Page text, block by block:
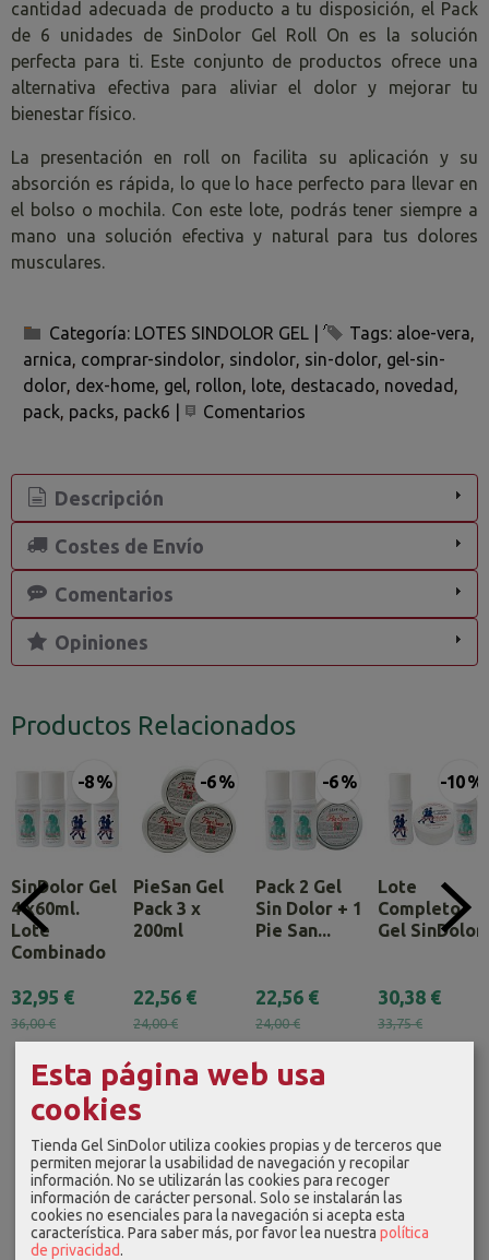
cantidad adecuada de producto a tu disposición, el Pack
de 6 unidades de SinDolor Gel Roll On es la solución
perfecta para ti. Este conjunto de productos ofrece una
alternativa efectiva para aliviar el dolor y mejorar tu
bienestar físico.
La presentación en roll on facilita su aplicación y su
absorción es rápida, lo que lo hace perfecto para llevar en
el bolso o mochila. Con este lote, podrás tener siempre a
mano una solución efectiva y natural para tus dolores
musculares.
Categoría: LOTES SINDOLOR GEL Tags: aloe-vera
arnica comprar-sindolor sindolor sin-dolor gel-sin-
dolor dex-home gel rollon lote destacado novedad
pack packs pack6 Comentarios
Descripción
Costes de Envío
Comentarios
Opiniones
Productos Relacionados
-8 %
SinDolor Gel
4 x60ml.
Lote
Combinado
32,95 €
36,00 €
-6 %
PieSan Gel
Pack 3 x
200ml
22,56 €
24,00 €
-6 %
Pack 2 Gel
Sin Dolor + 1
Pie San...
22,56 €
24,00 €
-10 %
Lote
Completo
Gel SinDolor
30,38 €
33,75 €
Esta página web usa
cookies
Tienda Gel SinDolor utiliza cookies propias y de terceros que
permiten mejorar la usabilidad de navegación y recopilar
información. No se utilizarán las cookies para recoger
información de carácter personal. Solo se instalarán las
cookies no esenciales para la navegación si acepta esta
característica. Para saber más, por favor lea nuestra política
de privacidad.